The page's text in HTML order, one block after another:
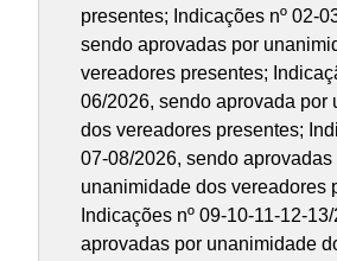
presentes; Indicações nº 02-
sendo aprovadas por
vereadores presentes;
06/2026, sendo aprovada por
dos vereadores presentes;
07-08/2026, sendo aprovadas
unanimidade dos vereadores
Indicações nº 09-10-11-12-
aprovadas por unanimidade